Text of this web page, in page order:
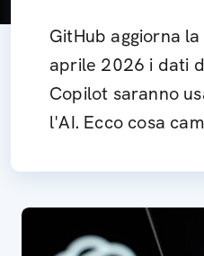
GitHub aggiorna
aprile 2026 i dati
Copilot saranno
l'AI. Ecco cosa